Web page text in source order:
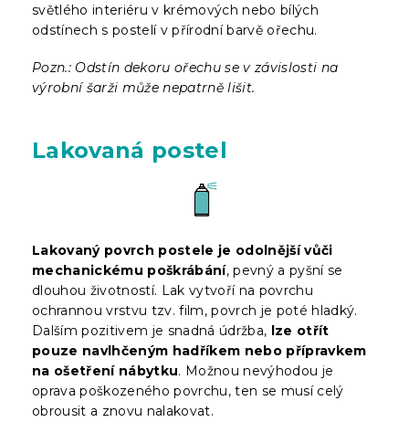
světlého interiéru v krémových nebo bílých
odstínech s postelí v přírodní barvě ořechu.
Pozn.: Odstín dekoru ořechu se v závislosti na
výrobní šarži může nepatrně lišit.
Lakovaná postel
Lakovaný povrch postele je odolnější vůči
mechanickému poškrábání, pevný a pyšní se
dlouhou životností. Lak vytvoří na povrchu
ochrannou vrstvu tzv. film, povrch je poté hladký.
Dalším pozitivem je snadná údržba, lze otřít
pouze navlhčeným hadříkem nebo přípravkem
na ošetření nábytku. Možnou nevýhodou je
oprava poškozeného povrchu, ten se musí celý
obrousit a znovu nalakovat.